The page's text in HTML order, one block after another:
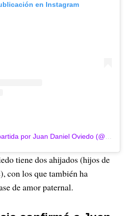
en Instagram
tiene dos ahijados (hijos de
con los que también ha
de amor paternal.